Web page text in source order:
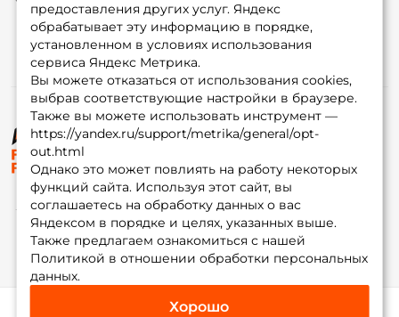
предоставления других услуг. Яндекс
обрабатывает эту информацию в порядке,
установленном в условиях использования
сервиса Яндекс Метрика.
Вы можете отказаться от использования cookies,
выбрав соответствующие настройки в браузере.
Также вы можете использовать инструмент —
https://yandex.ru/support/metrika/general/opt-
out.html
Однако это может повлиять на работу некоторых
функций сайта. Используя этот сайт, вы
соглашаетесь на обработку данных о вас
Яндексом в порядке и целях, указанных выше.
Также предлагаем ознакомиться с нашей
Политикой в отношении обработки персональных
данных.
Хорошо
© ФоксФишинг, 2009-2026